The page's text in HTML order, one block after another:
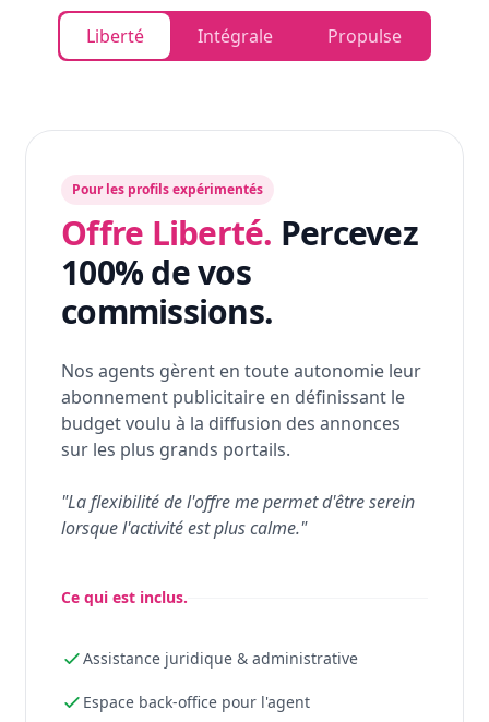
Liberté Intégrale Propulse
Pour les profils expérimentés
Offre Liberté. Percevez
100% de vos
commissions.
Nos agents gèrent en toute autonomie leur
abonnement publicitaire en définissant le
budget voulu à la diffusion des annonces
sur les plus grands portails.
"La flexibilité de l'offre me permet d'être serein
lorsque l'activité est plus calme."
Ce qui est inclus.
Assistance juridique & administrative
Espace back-office pour l'agent